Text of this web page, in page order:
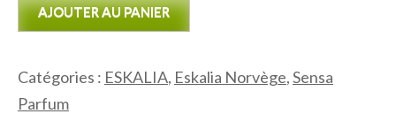
Parfum
N°1
AJOUTER AU PANIER
Catégories : ESKALIA, Eskalia Norvège,Sensa
Parfum